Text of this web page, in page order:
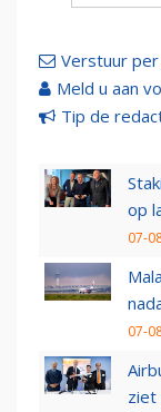
Verstuur
Meld u aan
Tip de
op
07-
07-
ziet